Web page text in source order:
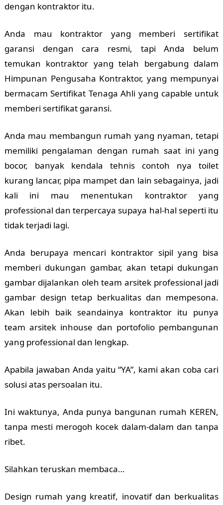
dengan kontraktor itu.
Anda mau kontraktor yang memberi sertifikat
garansi dengan cara resmi, tapi Anda belum
temukan kontraktor yang telah bergabung dalam
Himpunan Pengusaha Kontraktor, yang mempunyai
bermacam Sertifikat Tenaga Ahli yang capable untuk
memberi sertifikat garansi.
Anda mau membangun rumah yang nyaman, tetapi
memiliki pengalaman dengan rumah saat ini yang
bocor, banyak kendala tehnis contoh nya toilet
kurang lancar, pipa mampet dan lain sebagainya, jadi
kali ini mau menentukan kontraktor yang
professional dan terpercaya supaya hal-hal seperti itu
tidak terjadi lagi.
Anda berupaya mencari kontraktor sipil yang bisa
memberi dukungan gambar, akan tetapi dukungan
gambar dijalankan oleh team arsitek professional jadi
gambar design tetap berkualitas dan mempesona.
Akan lebih baik seandainya kontraktor itu punya
team arsitek inhouse dan portofolio pembangunan
yang professional dan lengkap.
Apabila jawaban Anda yaitu “YA”, kami akan coba cari
solusi atas persoalan itu.
Ini waktunya, Anda punya bangunan rumah KEREN,
tanpa mesti merogoh kocek dalam-dalam dan tanpa
ribet.
Silahkan teruskan membaca…
Design rumah yang kreatif, inovatif dan berkualitas